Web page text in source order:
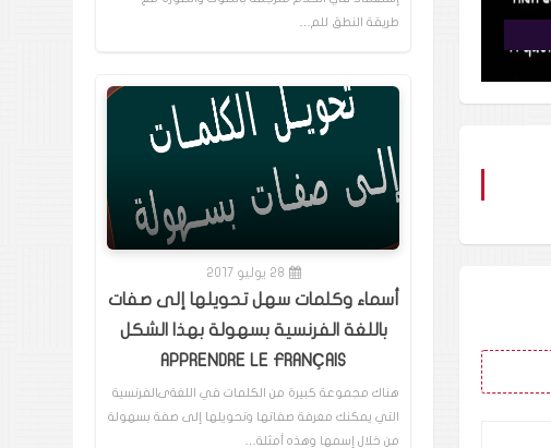
طريقة النطق للم…
28 يوليو 2017
أسماء وكلمات سهل تحويلها إلى صفات
باللغة الفرنسية بسهولة بهذا الشكل
APPRENDRE LE FRANÇAIS
هناك مجموعة كبيرة من الكلمات في اللغةىالفرنسية
التي يمكنك معرفة صفاتها وتحويلها إلى صفة بسهولة
من خلال إسمها وهذه أمثلة…